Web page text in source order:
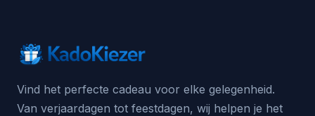
Vind het perfecte cadeau voor elke gelegenheid.
Van verjaardagen tot feestdagen, wij helpen je het